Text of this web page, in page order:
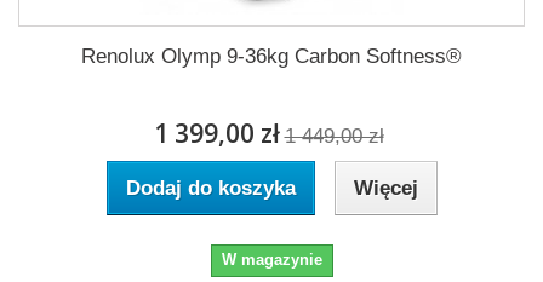
Renolux Olymp 9-36kg Carbon Softness®
1 399,00 zł 1 449,00 zł
Dodaj do koszyka Więcej
W magazynie